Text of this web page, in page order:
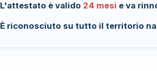
L'attestato è valido 24 mesi e va
È riconosciuto su tutto il territorio